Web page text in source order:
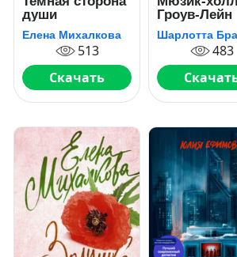
души
Елена Михалкова
513
Скачать
Гроув-Лейн
483